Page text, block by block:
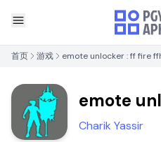
首页 游戏 emote unlocker : ff fire
emote
ffh4x
Charik Yassir